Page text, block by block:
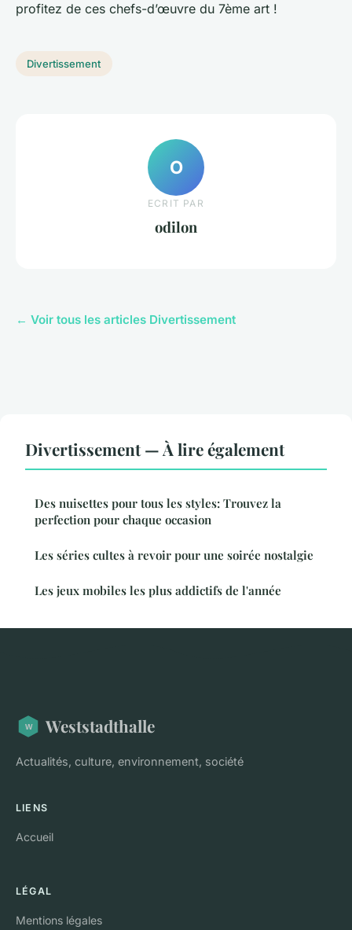
profitez de ces chefs-d’œuvre du 7ème art !
Divertissement
O
ECRIT PAR
odilon
← Voir tous les articles Divertissement
Divertissement — À lire également
Des nuisettes pour tous les styles: Trouvez la
perfection pour chaque occasion
Les séries cultes à revoir pour une soirée nostalgie
Les jeux mobiles les plus addictifs de l'année
Weststadthalle
Actualités, culture, environnement, société
LIENS
Accueil
LÉGAL
Mentions légales